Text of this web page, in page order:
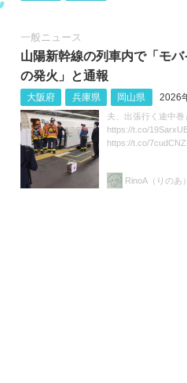
一般ニュース
山陽新幹線の列車内で「モ
の発火」と通報
大阪府 兵庫県 岡山県 2026
夫、出張行く途中
https://t.co/
https://t.co/
RinoA（りのあ）